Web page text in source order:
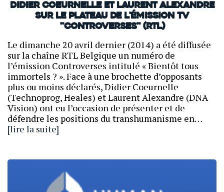
Didier Coeurnelle et Laurent Alexandre
sur le plateau de l'émission TV
"Controverses" (RTL)
Le dimanche 20 avril dernier (2014) a été diffusée
sur la chaîne RTL Belgique un numéro de
l’émission Controverses intitulé « Bientôt tous
immortels ? ». Face à une brochette d’opposants
plus ou moins déclarés, Didier Coeurnelle
(Technoprog, Heales) et Laurent Alexandre (DNA
Vision) ont eu l’occasion de présenter et de
défendre les positions du transhumanisme en…
[lire la suite]